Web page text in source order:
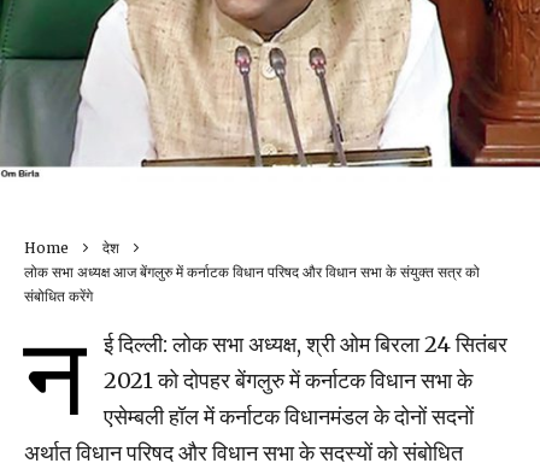
Home
देश
लोक सभा अध्यक्ष आज बेंगलुरु में कर्नाटक विधान परिषद और विधान सभा के संयुक्त सत्र को
संबोधित करेंगे
न
ई दिल्ली: लोक सभा अध्यक्ष, श्री ओम बिरला 24 सितंबर
2021 को दोपहर बेंगलुरु में कर्नाटक विधान सभा के
एसेम्बली हॉल में कर्नाटक विधानमंडल के दोनों सदनों
अर्थात विधान परिषद और विधान सभा के सदस्यों को संबोधित